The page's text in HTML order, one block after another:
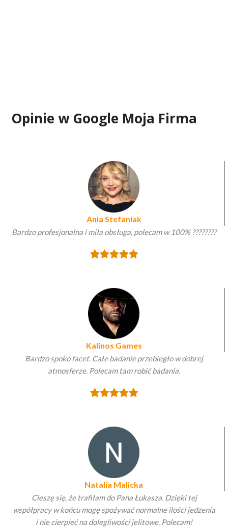
Opinie w Google Moja Firma
Ania Stefaniak
Bardzo profesjonalna i miła obsługa, polecam w 100% ????????
Kalinos Games
Bardzo spoko facet. Całe badanie przebiegło w dobrej
atmosferze. Polecam tam robić badania.
Natalia Malicka
Cieszę się, że trafiłam do Pana Łukasza. Dzięki tej
współpracy w końcu mogę spożywać normalne ilości jedzenia
i nie cierpieć na dolegliwości jelitowe. Polecam!